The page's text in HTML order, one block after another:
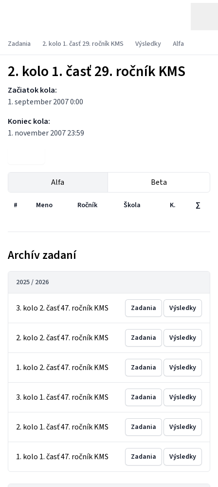
Zadania 2. kolo 1. časť 29. ročník KMS Výsledky Alfa
2. kolo 1. časť 29. ročník KMS
Začiatok kola:
1. september 2007 0:00
Koniec kola:
1. november 2007 23:59
Alfa Beta
# Meno Ročník Škola K. ∑
Archív zadaní
2025 / 2026
3. kolo 2. časť 47. ročník KMS Zadania Výsledky
2. kolo 2. časť 47. ročník KMS Zadania Výsledky
1. kolo 2. časť 47. ročník KMS Zadania Výsledky
3. kolo 1. časť 47. ročník KMS Zadania Výsledky
2. kolo 1. časť 47. ročník KMS Zadania Výsledky
1. kolo 1. časť 47. ročník KMS Zadania Výsledky